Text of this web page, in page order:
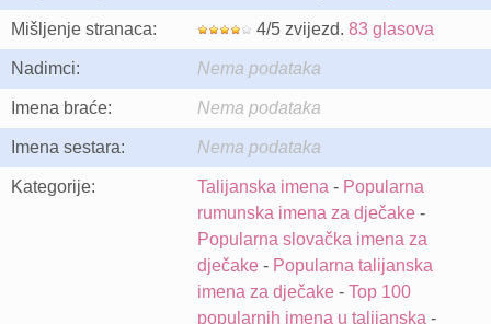
Mišljenje stranaca: 4/5 zvijezd. 83 glasova
Nadimci: Nema podataka
Imena braće: Nema podataka
Imena sestara: Nema podataka
Kategorije: Talijanska imena - Popularna
rumunska imena za dječake -
Popularna slovačka imena za
dječake - Popularna talijanska
imena za dječake - Top 100
popularnih imena u talijanska -